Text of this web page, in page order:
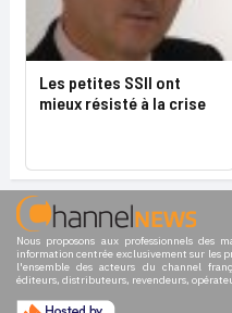
Les petites SSII ont
mieux résisté à la crise
Nous proposons aux professionnels des
information centrée exclusivement sur les
l'ensemble des acteurs du channel
éditeurs, distributeurs, revendeurs,